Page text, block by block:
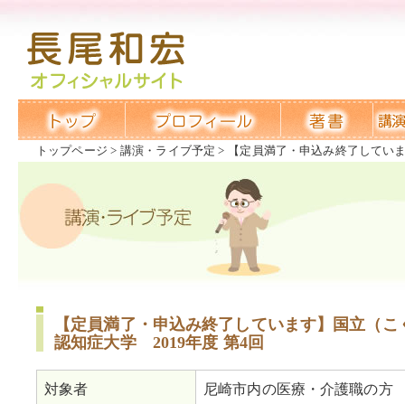
トップページ 講演・ライブ予定 【定員満了・申込み終了して
【定員満了・申込み終了しています】国立（こ
認知症大学 2019年度 第4回
対象者 尼崎市内の医療・介護職の方